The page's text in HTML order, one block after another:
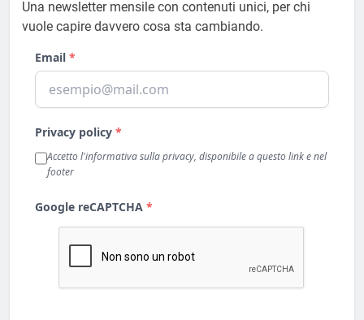
Una newsletter mensile con contenuti unici, per chi
vuole capire davvero cosa sta cambiando.